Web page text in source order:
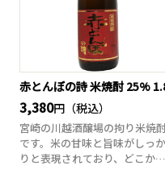
赤とんぼの詩 米焼酎 25%
3,380円（税込）
宮崎の川越酒醸場の拘り米焼
です。米の甘味と旨味がしっか
りと表現されており、どこか香